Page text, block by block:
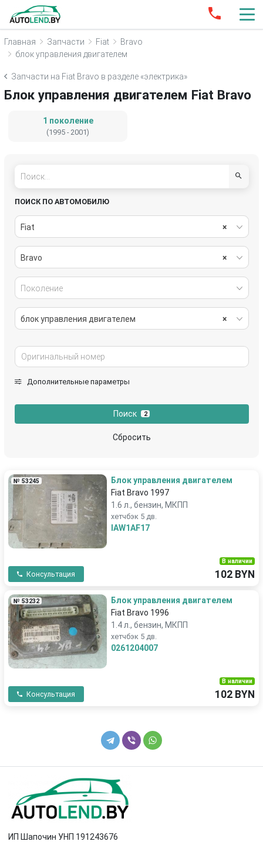
Главная Запчасти Fiat
Bravo
блок управления двигателем
Запчасти на Fiat Bravo в разделе «электрика»
Блок управления двигателем Fiat Bravo
1 поколение
(1995 - 2001)
ПОИСК ПО АВТОМОБИЛЮ
×
Fiat
×
Bravo
Поколение
×
блок управления двигателем
Дополнительные параметры
Поиск 2
Сбросить
№ 53245
Блок управления двигателем
Fiat Bravo 1997
1.6 л., бензин, МКПП
хетчбэк 5 дв.
IAW1AF17
Консультация
В наличии
102 BYN
№ 53232
Блок управления двигателем
Fiat Bravo 1996
1.4 л., бензин, МКПП
хетчбэк 5 дв.
0261204007
Консультация
В наличии
102 BYN
ИП Шапочин УНП 191243676